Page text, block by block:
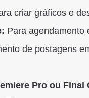
criar gráficos e
Para agendamento
de postagens
Pro ou Final